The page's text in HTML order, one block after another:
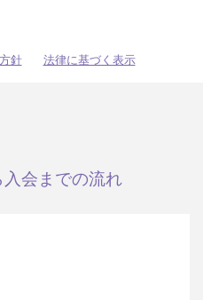
針 法律に基づく表示
会までの流れ